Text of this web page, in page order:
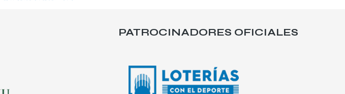
PATROCINADORES OFICIALES